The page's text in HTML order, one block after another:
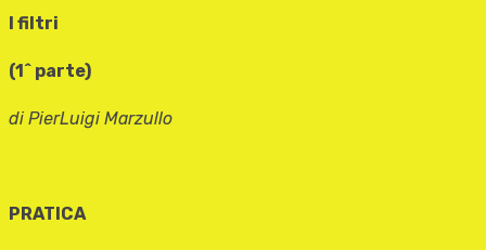
I filtri
(1^ parte)
di PierLuigi Marzullo
PRATICA